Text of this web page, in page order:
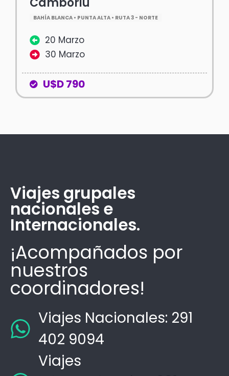
BAHÍA BLANCA • PUNTA ALTA • RUTA 3 - NORTE
20 Marzo
30 Marzo
U$D 790
Viajes grupales
nacionales e
Internacionales.
¡Acompañados por
nuestros
coordinadores!
Viajes Nacionales: 291
402 9094
Viajes